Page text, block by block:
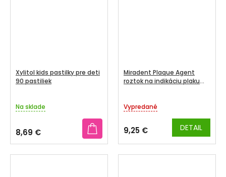
Xylitol kids pastilky pre deti
90 pastiliek
Na sklade
8,69 €
Miradent Plaque Agent
roztok na indikáciu plaku
Vypredané
9,25 € DETAIL